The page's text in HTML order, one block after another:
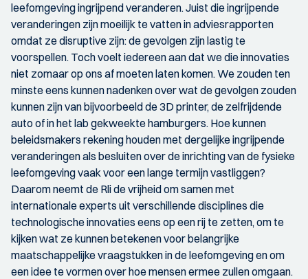
leefomgeving ingrijpend veranderen. Juist die ingrijpende
veranderingen zijn moeilijk te vatten in adviesrapporten
omdat ze disruptive zijn: de gevolgen zijn lastig te
voorspellen. Toch voelt iedereen aan dat we die innovaties
niet zomaar op ons af moeten laten komen. We zouden ten
minste eens kunnen nadenken over wat de gevolgen zouden
kunnen zijn van bijvoorbeeld de 3D printer, de zelfrijdende
auto of in het lab gekweekte hamburgers. Hoe kunnen
beleidsmakers rekening houden met dergelijke ingrijpende
veranderingen als besluiten over de inrichting van de fysieke
leefomgeving vaak voor een lange termijn vastliggen?
Daarom neemt de Rli de vrijheid om samen met
internationale experts uit verschillende disciplines die
technologische innovaties eens op een rij te zetten, om te
kijken wat ze kunnen betekenen voor belangrijke
maatschappelijke vraagstukken in de leefomgeving en om
een idee te vormen over hoe mensen ermee zullen omgaan.